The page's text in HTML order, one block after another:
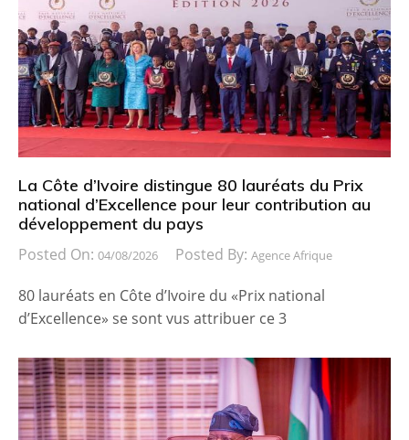
La Côte d’Ivoire distingue 80 lauréats du Prix
national d’Excellence pour leur contribution au
développement du pays
Posted On: 04/08/2026 Posted By: Agence Afrique
80 lauréats en Côte d’Ivoire du «Prix national
d’Excellence» se sont vus attribuer ce 3